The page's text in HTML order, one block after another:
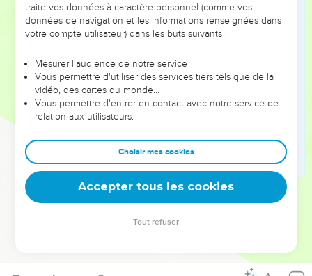
Qu'elles soient à toi seul, et non aux étrangers avec toi.
Que ta source soit bénie, et réjouis-toi de la femme de ta
[Comme] d'une biche aimable, et d'une chevrette
gracieuse ; que ses mamelles te rassasient en tout temps, et
sois continuellement épris de son amour ;
Et pourquoi, mon fils, irais-tu errant après l'étrangère, et
embrasserais-tu le sein de la foraine ?
Vu que les voies de l'homme sont devant les yeux de
l'Eternel, et qu'il pèse toutes ses voies.
Les iniquités du méchant l'attraperont, et il sera retenu par
traite vos données à caractère personnel (comme vos
données de navigation et les informations renseignées dans
votre compte utilisateur) dans les buts suivants :
Mesurer l'audience de notre service
Vous permettre d'utiliser des services tiers tels que de la
vidéo, des cartes du monde…
Vous permettre d'entrer en contact avec notre service de
relation aux utilisateurs.
Choisir mes cookies
Accepter tous les cookies
Tout refuser